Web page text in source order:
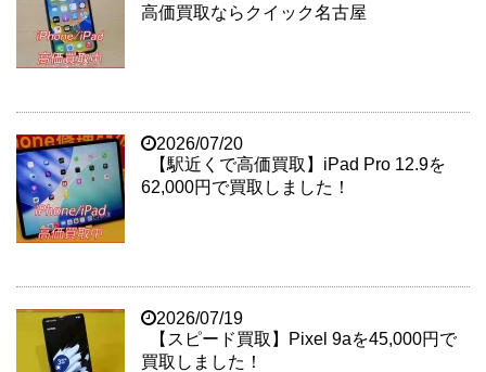
高価買取ならクイック名古屋
2026/07/20
【駅近くで高価買取】iPad Pro 12.9を
62,000円で買取しました！
2026/07/19
【スピード買取】Pixel 9aを45,000円で
買取しました！